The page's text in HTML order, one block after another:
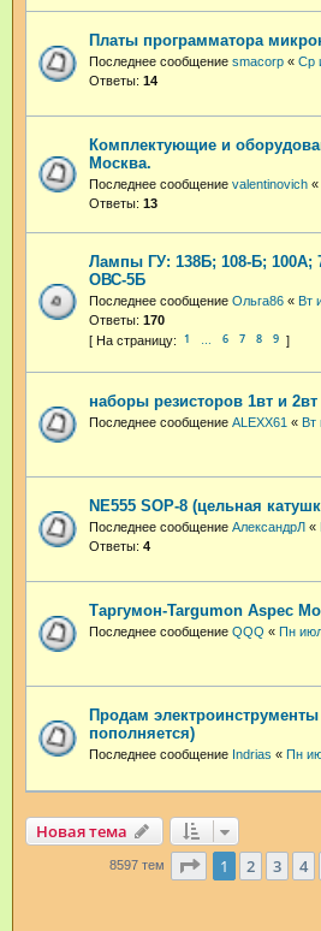
Платы программатора
Последнее сообщение smacorp « Ср
Ответы: 14
Комплектующие и
Москва.
Последнее сообщение valentinovich «
Ответы: 13
Лампы ГУ: 138Б; 108-Б; 100А;
ОВС-5Б
Последнее сообщение Ольга86 « Вт
Ответы: 170
1 6 7 8 9
наборы резисторов 1вт и 2вт
Последнее сообщение ALEXX61 « Вт
NE555 SOP-8 (цельная
Последнее сообщение АлександрЛ «
Ответы: 4
Таргумон-Targumon Aspec
Последнее сообщение QQQ « Пн
Продам электроинструменты
пополняется)
Последнее сообщение Indrias « Пн
Новая тема
8597 тем Страница из
1 2 3 4